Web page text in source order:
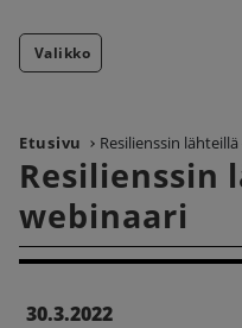
Valikko
Etusivu Resilienssin
Resilienssin
webinaari
30.3.2022